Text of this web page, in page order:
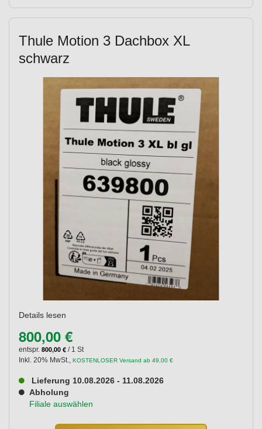
Thule Motion 3 Dachbox XL
schwarz
Details lesen
800,00 €
entspr. 800,00 € / 1 St
Inkl. 20% MwSt., KOSTENLOSER Versand ab 49,00 €
Lieferung 10.08.2026 - 11.08.2026
Abholung
Filiale auswählen